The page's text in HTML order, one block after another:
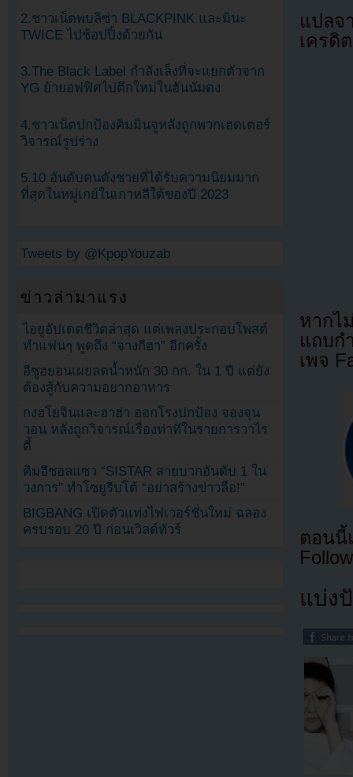
แปล
เครดิ
หากไ
แถบก
เพจ
ตอนนี้
แบ่ง
2.ชาวเน็ตพบลิซ่า BLACKPINK และมินะ
TWICE ไปช้อปปิ้งด้วยกัน
3.The Black Label กำลังเล็งที่จะแยกตัวจาก
YG ย้ายอฟฟิศไปตึกใหม่ในฮันนัมดง
4.ชาวเน็ตปกป้องคิมมินจูหลังถูกพวกเฮดเตอร์
วิจารณ์รูปร่าง
5.10 อันดับคนดังชายที่ได้รับความนิยมมาก
ที่สุดในหมู่เกย์ในเกาหลีใต้ของปี 2023
Tweets by @KpopYouzab
ข่าวล่ามาแรง
ไอยูอัปเดตชีวิตล่าสุด แต่เพลงประกอบโพสต์
ทำแฟนๆ พูดถึง “จางกีฮา” อีกครั้ง
อีซูฮยอนเผยลดน้ำหนัก 30 กก. ใน 1 ปี แต่ยัง
ต้องสู้กับความอยากอาหาร
กงฮโยจินและฮาฮ่า ออกโรงปกป้อง จองจุน
วอน หลังถูกวิจารณ์เรื่องท่าทีในรายการวาไร
ตี้
คิมฮีชอลแซว “SISTAR สายบวกอันดับ 1 ใน
วงการ” ทำโซยูรีบโต้ “อย่าสร้างข่าวลือ!”
BIGBANG เปิดตัวแท่งไฟเวอร์ชั่นใหม่ ฉลอง
ครบรอบ 20 ปี ก่อนเวิลด์ทัวร์